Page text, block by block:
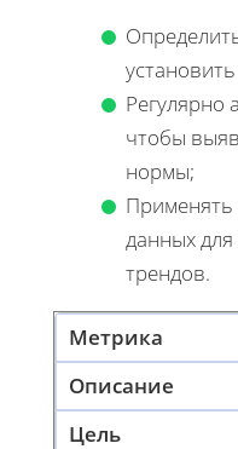
Регулярно
чтобы
нормы;
Применять
данных
трендов.
Метрика
Описание
Цель